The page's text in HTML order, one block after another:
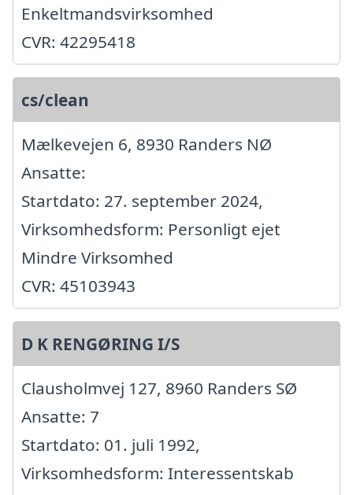
Enkeltmandsvirksomhed
CVR: 42295418
cs/clean
Mælkevejen 6, 8930 Randers NØ
Ansatte:
Startdato: 27. september 2024,
Virksomhedsform: Personligt ejet
Mindre Virksomhed
CVR: 45103943
D K RENGØRING I/S
Clausholmvej 127, 8960 Randers SØ
Ansatte: 7
Startdato: 01. juli 1992,
Virksomhedsform: Interessentskab